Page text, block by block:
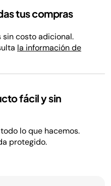
tus compras
sin costo adicional.
la información de
fácil y sin
lo que hacemos.
protegido.